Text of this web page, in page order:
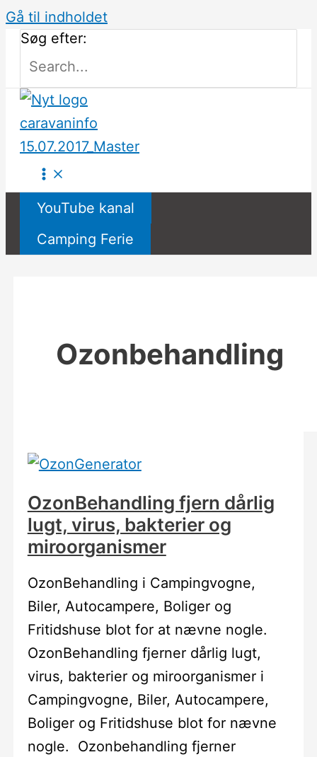
Gå til indholdet
Søg efter:
YouTube kanal
Camping Ferie
Ozonbehandling
OzonBehandling fjern dårlig
lugt, virus, bakterier og
miroorganismer
OzonBehandling i Campingvogne,
Biler, Autocampere, Boliger og
Fritidshuse blot for at nævne nogle.
OzonBehandling fjerner dårlig lugt,
virus, bakterier og miroorganismer i
Campingvogne, Biler, Autocampere,
Boliger og Fritidshuse blot for nævne
nogle. Ozonbehandling fjerner